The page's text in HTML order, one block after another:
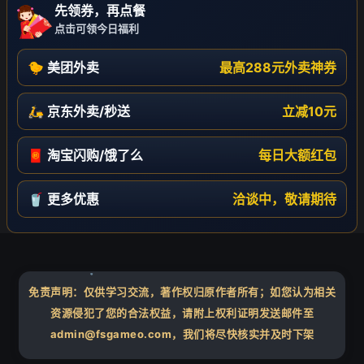
先领券，再点餐
点击可领今日福利
🐤 美团外卖 最高288元外卖神券
🛵 京东外卖/秒送 立减10元
🧧 淘宝闪购/饿了么 每日大额红包
🥤 更多优惠 洽谈中，敬请期待
免责声明：仅供学习交流，著作权归原作者所有；如您认为相关
资源侵犯了您的合法权益，请附上权利证明发送邮件至
admin@fsgameo.com，我们将尽快核实并及时下架